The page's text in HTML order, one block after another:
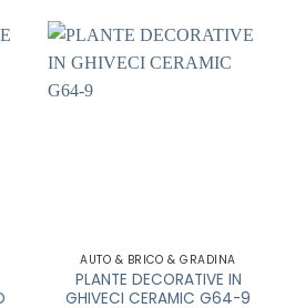
AUTO & BRICO & GRADINA
PLANTE DECORATIVE IN
GHIVECI CERAMIC G64-9